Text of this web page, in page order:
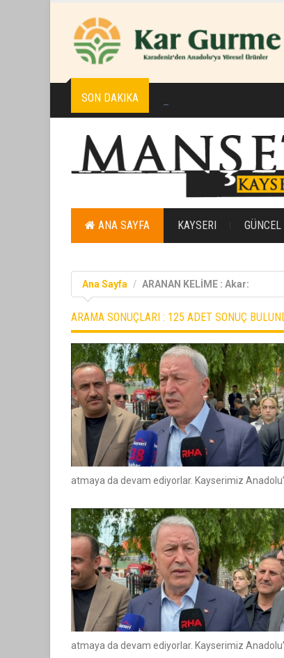
SON DAKIKA
ANA SAYFA KAYSERI GÜNCEL
Ana Sayfa ARANAN KELİME : Akar:
ARAMA SONUÇLARI : 125 ADET SONUÇ
atmaya da devam ediyorlar. Kayserimiz
atmaya da devam ediyorlar. Kayserimiz